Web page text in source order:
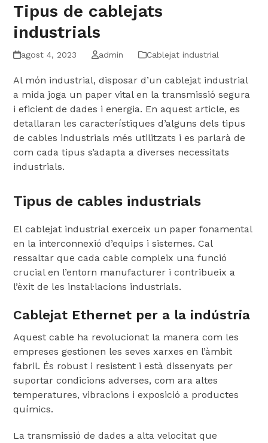
Tipus de cablejats
industrials
agost 4, 2023 admin Cablejat industrial
Al món industrial, disposar d’un cablejat industrial
a mida joga un paper vital en la transmissió segura
i eficient de dades i energia. En aquest article, es
detallaran les característiques d’alguns dels tipus
de cables industrials més utilitzats i es parlarà de
com cada tipus s’adapta a diverses necessitats
industrials.
Tipus de cables industrials
El cablejat industrial exerceix un paper fonamental
en la interconnexió d’equips i sistemes. Cal
ressaltar que cada cable compleix una funció
crucial en l’entorn manufacturer i contribueix a
l’èxit de les instal·lacions industrials.
Cablejat Ethernet per a la indústria
Aquest cable ha revolucionat la manera com les
empreses gestionen les seves xarxes en l’àmbit
fabril. És robust i resistent i està dissenyats per
suportar condicions adverses, com ara altes
temperatures, vibracions i exposició a productes
químics.
La transmissió de dades a alta velocitat que